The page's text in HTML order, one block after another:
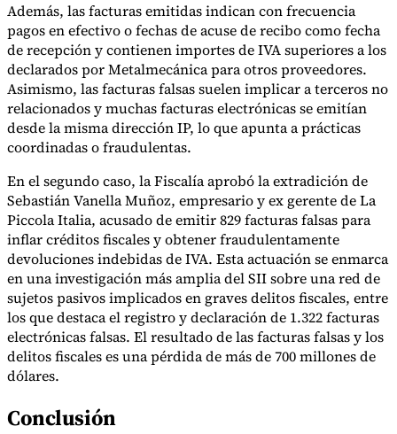
Además, las facturas emitidas indican con frecuencia
pagos en efectivo o fechas de acuse de recibo como fecha
de recepción y contienen importes de IVA superiores a los
declarados por Metalmecánica para otros proveedores.
Asimismo, las facturas falsas suelen implicar a terceros no
relacionados y muchas facturas electrónicas se emitían
desde la misma dirección IP, lo que apunta a prácticas
coordinadas o fraudulentas.
En el segundo caso, la Fiscalía aprobó la extradición de
Sebastián Vanella Muñoz, empresario y ex gerente de La
Piccola Italia, acusado de emitir 829 facturas falsas para
inflar créditos fiscales y obtener fraudulentamente
devoluciones indebidas de IVA. Esta actuación se enmarca
en una investigación más amplia del SII sobre una red de
sujetos pasivos implicados en graves delitos fiscales, entre
los que destaca el registro y declaración de 1.322 facturas
electrónicas falsas. El resultado de las facturas falsas y los
delitos fiscales es una pérdida de más de 700 millones de
dólares.
Conclusión